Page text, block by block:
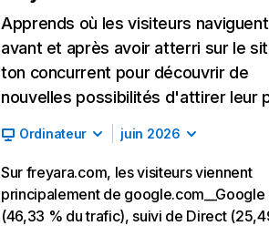
Apprends où les visiteurs naviguent
avant et après avoir atterri sur le
ton concurrent pour découvrir de
nouvelles possibilités d'attirer leur
Ordinateur juin 2026
Sur freyara.com, les visiteurs viennent
principalement de google.com__Google
(46,33 % du trafic), suivi de Direct